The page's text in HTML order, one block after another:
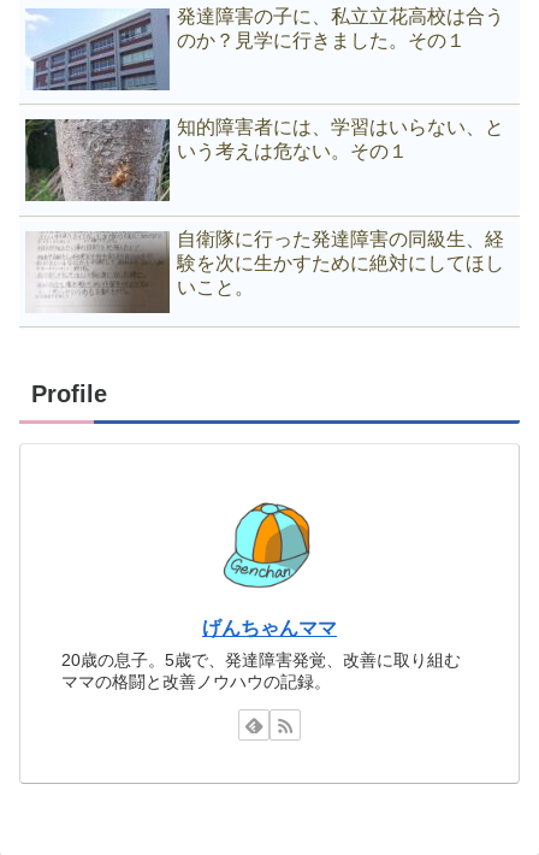
発達障害の子に、私立立花高校は合う
のか？見学に行きました。その１
知的障害者には、学習はいらない、と
いう考えは危ない。その１
自衛隊に行った発達障害の同級生、経
験を次に生かすために絶対にしてほし
いこと。
Profile
げんちゃんママ
20歳の息子。5歳で、発達障害発覚、改善に取り組む
ママの格闘と改善ノウハウの記録。